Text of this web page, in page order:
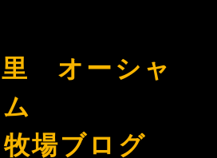
里 オーシャ
場ブログ